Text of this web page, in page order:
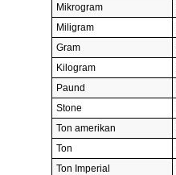
Mikrogram
Miligram
Gram
Kilogram
Paund
Stone
Ton amerikan
Ton
Ton Imperial